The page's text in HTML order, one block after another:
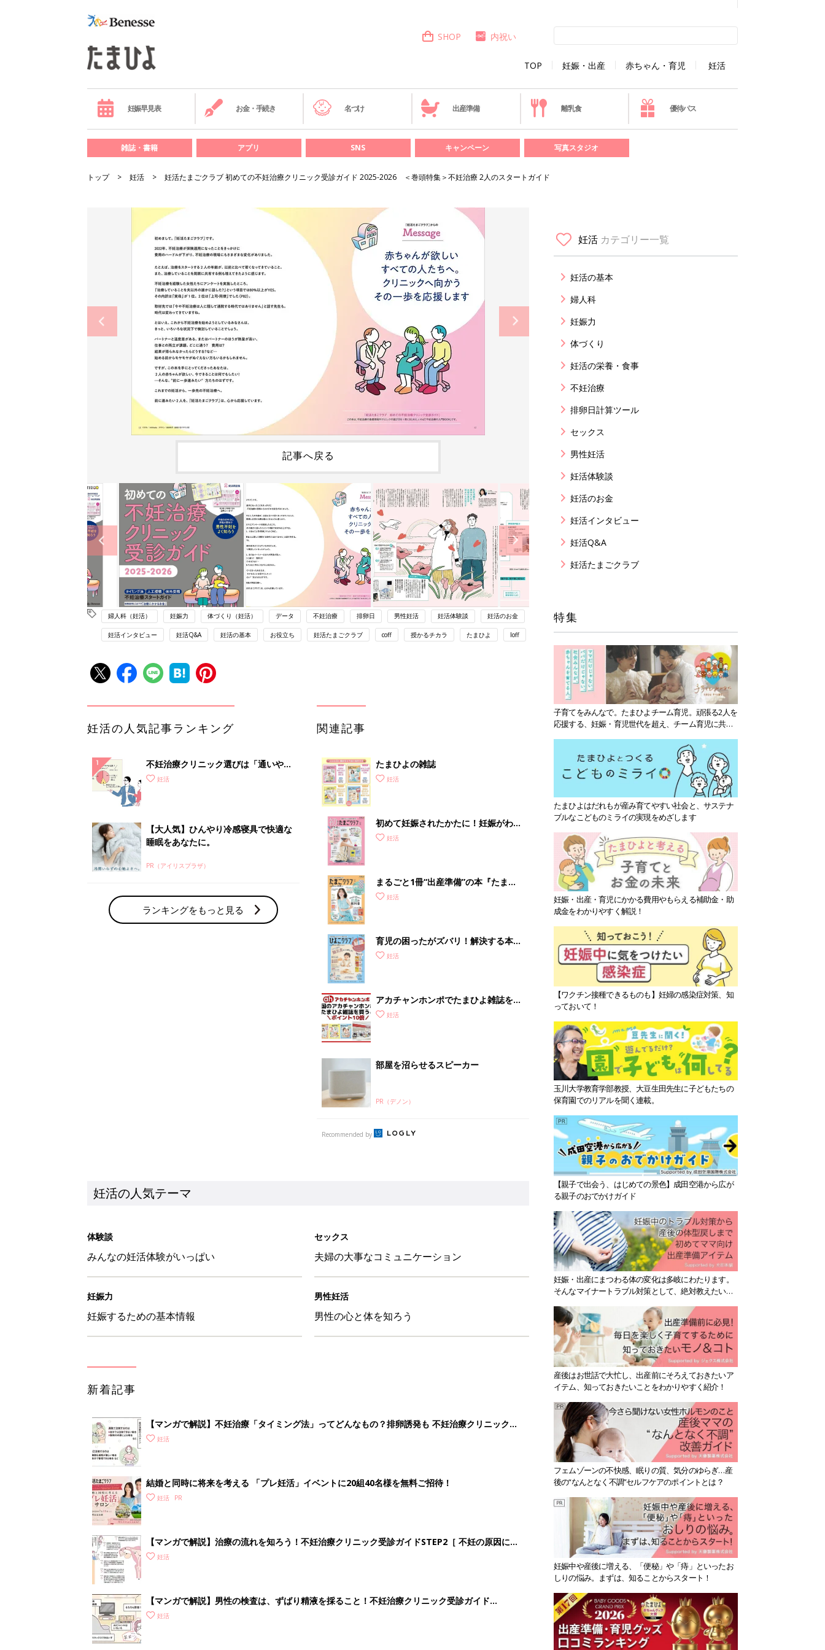
TOP 妊娠・出産 赤ちゃん・育児 妊活
SHOP 内祝い
妊娠早見表 お金・手続き 名づけ 出産準備 離乳食 優待パス
雑誌・書籍 アプリ SNS キャンペーン 写真スタジオ
トップ 妊活 妊活たまごクラブ 初めての不妊治療クリニック受診ガイド 2025-2026 ＜巻頭特集＞不妊治療 2人のスタートガイド
記事へ戻る
婦人科（妊活） 妊娠力 体づくり（妊活） データ 不妊治療 排卵日 男性妊活 妊活体験談 妊活のお金
妊活インタビュー 妊活Q&A 妊活の基本 お役立ち 妊活たまごクラブ coff 授かるチカラ たまひよ loff
妊活の人気記事ランキング
不妊治療クリニック選びは「通いやす
さ」が大切！選び方、重要3カ条っ
妊活
【大人気】ひんやり冷感寝具で快適な
睡眠をあなたに。
PR（アイリスプラザ）
ランキングをもっと見る
関連記事
たまひよの雑誌
妊活
初めて妊娠されたかたに！妊娠がわか
ったら最初に読む本『初めてのたまご
妊活
まるごと1冊“出産準備”の本『たまご
クラブ 夏号』〈スペシャル大特集〉
妊活
育児の困ったがズバリ！解決する本
『ひよこクラブ 秋号』 4カ月～2才
妊活
アカチャンホンポでたまひよ雑誌を買
うとポイント10倍【期間限定】
妊活
部屋を沼らせるスピーカー
PR（デノン）
Recommended by
妊活の人気テーマ
体験談
みんなの妊活体験がいっぱい
セックス
夫婦の大事なコミュニケーション
妊娠力
妊娠するための基本情報
男性妊活
男性の心と体を知ろう
新着記事
【マンガで解説】不妊治療「タイミング法」ってどんなもの？排卵誘発も 不妊治療クリニック受
診ガイドSTEP3
妊活
結婚と同時に将来を考える 「プレ妊活」イベントに20組40名様を無料ご招待！
妊活
【マンガで解説】治療の流れを知ろう！不妊治療クリニック受診ガイドSTEP2［ 不妊の原因につ
いて］
妊活
【マンガで解説】男性の検査は、ずばり精液を採ること！不妊治療クリニック受診ガイド
STEP1［男性が受ける検査編］
妊活
妊活 カテゴリー一覧
妊活の基本
婦人科
妊娠力
体づくり
妊活の栄養・食事
不妊治療
排卵日計算ツール
セックス
男性妊活
妊活体験談
妊活のお金
妊活インタビュー
妊活Q&A
妊活たまごクラブ
特集
子育てをみんなで。たまひよチーム育児。頑張る2人を
応援する、妊娠・育児世代を超え、チーム育児に共感
たまひよはだれもが産み育てやすい社会と、サステナ
ブルなこどものミライの実現をめざします
妊娠・出産・育児にかかる費用やもらえる補助金・助
成金をわかりやすく解説！
【ワクチン接種できるものも】妊婦の感染症対策、知
っておいて！
玉川大学教育学部教授、大豆生田先生に子どもたちの
保育園でのリアルを聞く連載。
【親子で出会う、はじめての景色】成田空港から広が
る親子のおでかけガイド
妊娠・出産にまつわる体の変化は多岐にわたります。
そんなマイナートラブル対策として、絶対教えたい！
産後はお世話で大忙し、出産前にそろえておきたいア
イテム、知っておきたいことをわかりやすく紹介！
フェムゾーンの不快感、眠りの質、気分のゆらぎ…産
後の“なんとなく不調”セルフケアのポイントとは？
妊娠中や産後に増える、「便秘」や「痔」といったお
しりの悩み。まずは、知ることからスタート！